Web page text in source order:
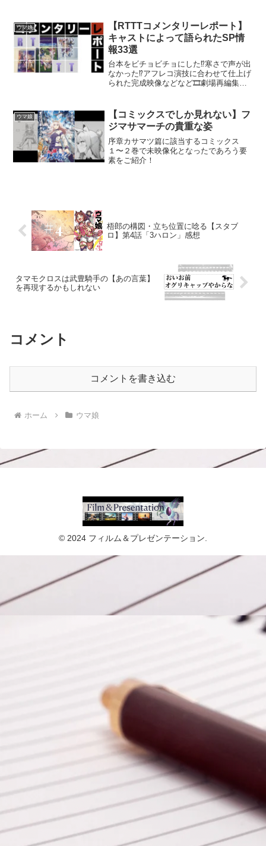
ンデレラグレイ』第7巻の講談風プレゼ
ン。おはようござ...
ウマ娘
【RTTTコメンタリーレポート】
キャストによって語られたSP情
報33選
台本をビチョビチョにした⁉️寒さで声が出
なかった⁉️アフレコ演技に合わせて仕上げ
られた完成映像などなど🎞️劇場再編集版
聴けない情報アレコレ３３選をレポート
＆プレゼン。
ウマ娘
【コミックスでしか見れない】フ
ジマサマーチの貴重な姿
序章カサマツ篇に該当するコミックス
１〜２巻で未映像化となったであろう要
素をご紹介！
梧郎の構図・立ち位置に唸る【スタブ
ロ】第4話「3ハロン」感想
タマモクロスは武豊騎手の【あの言葉】
を再現するかもしれない
コメント
コメントを書き込む
ホーム ウマ娘
© 2024 フィルム＆プレゼンテーション.